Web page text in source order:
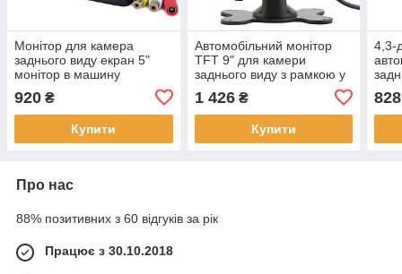
Монітор для камера
заднього виду екран 5"
монітор в машину
920 ₴
Купити
Автомобільний монітор
TFT 9" для камери
заднього виду з рамкою у
монітор
1 426₴
Купити
4,3-
828
Про нас
88% позитивних з 60 відгуків за рік
Працює з 30.10.2018